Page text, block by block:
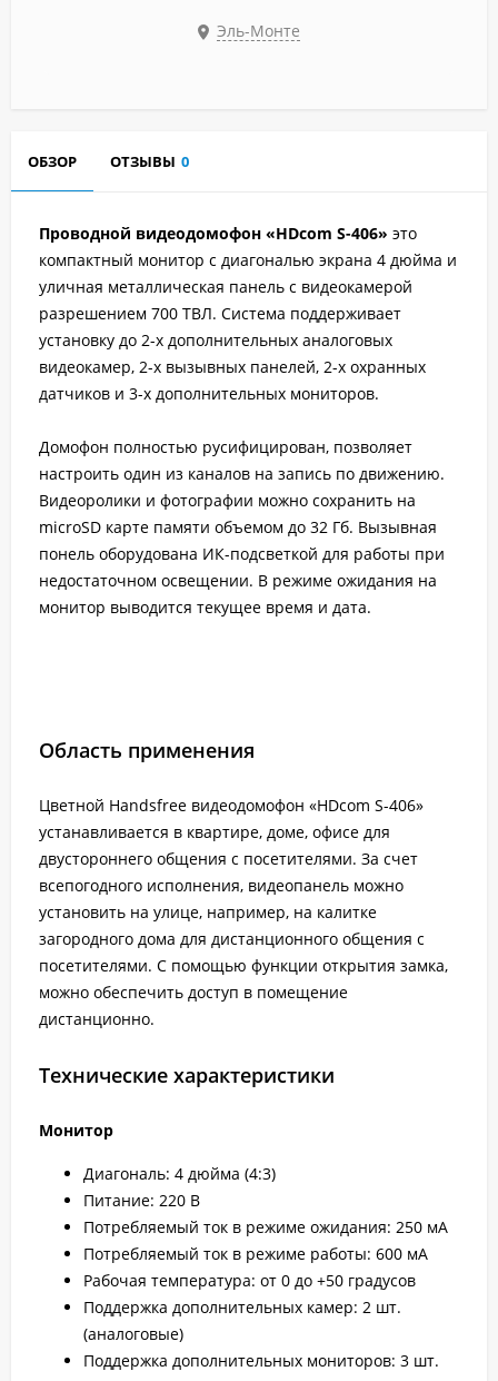
Эль-Монте
ОБЗОР ОТЗЫВЫ 0
Проводной видеодомофон «HDcom S-406» это
компактный монитор с диагональю экрана 4 дюйма и
уличная металлическая панель с видеокамерой
разрешением 700 ТВЛ. Система поддерживает
установку до 2-х дополнительных аналоговых
видеокамер, 2-х вызывных панелей, 2-х охранных
датчиков и 3-х дополнительных мониторов.
Домофон полностью русифицирован, позволяет
настроить один из каналов на запись по движению.
Видеоролики и фотографии можно сохранить на
microSD карте памяти объемом до 32 Гб. Вызывная
понель оборудована ИК-подсветкой для работы при
недостаточном освещении. В режиме ожидания на
монитор выводится текущее время и дата.
Область применения
Цветной Handsfree видеодомофон «HDcom S-406»
устанавливается в квартире, доме, офисе для
двустороннего общения с посетителями. За счет
всепогодного исполнения, видеопанель можно
установить на улице, например, на калитке
загородного дома для дистанционного общения с
посетителями. С помощью функции открытия замка,
можно обеспечить доступ в помещение
дистанционно.
Технические характеристики
Монитор
Диагональ: 4 дюйма (4:3)
Питание: 220 В
Потребляемый ток в режиме ожидания: 250 мА
Потребляемый ток в режиме работы: 600 мА
Рабочая температура: от 0 до +50 градусов
Поддержка дополнительных камер: 2 шт.
(аналоговые)
Поддержка дополнительных мониторов: 3 шт.